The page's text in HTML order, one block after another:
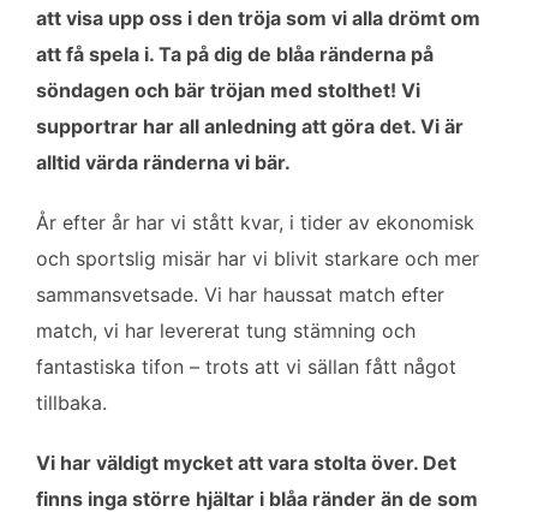
att visa upp oss i den tröja som vi alla drömt om
att få spela i. Ta på dig de blåa ränderna på
söndagen och bär tröjan med stolthet! Vi
supportrar har all anledning att göra det. Vi är
alltid värda ränderna vi bär.
År efter år har vi stått kvar, i tider av ekonomisk
och sportslig misär har vi blivit starkare och mer
sammansvetsade. Vi har haussat match efter
match, vi har levererat tung stämning och
fantastiska tifon – trots att vi sällan fått något
tillbaka.
Vi har väldigt mycket att vara stolta över. Det
finns inga större hjältar i blåa ränder än de som